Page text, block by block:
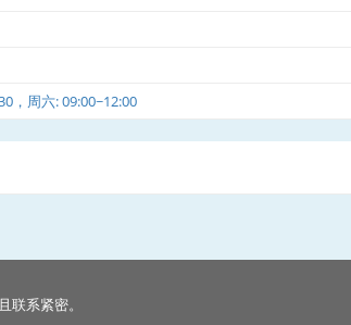
，周六: 09:00~12:00
系紧密。